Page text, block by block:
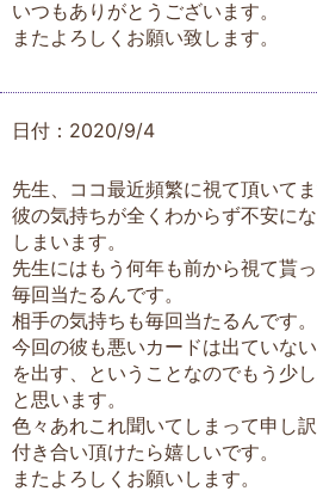
いつもありがとうございます。
またよろしくお願い致します。
日付：2020/9/4
先生、ココ最近頻繁に視て頂いてま
彼の気持ちが全くわからず不安に
しまいます。
先生にはもう何年も前から視て貰っ
毎回当たるんです。
相手の気持ちも毎回当たるんです。
今回の彼も悪いカードは出ていな
を出す、ということなのでもう少
と思います。
色々あれこれ聞いてしまって申し
付き合い頂けたら嬉しいです。
またよろしくお願いします。